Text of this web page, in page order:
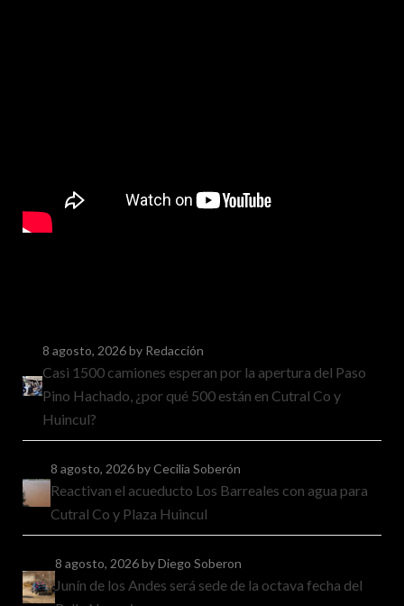
8 agosto, 2026by Redacción
Casi 1500 camiones esperan por la apertura del Paso
Pino Hachado, ¿por qué 500 están en Cutral Co y
Huincul?
8 agosto, 2026by Cecilia Soberón
Reactivan el acueducto Los Barreales con agua para
Cutral Co y Plaza Huincul
8 agosto, 2026by Diego Soberon
Junín de los Andes será sede de la octava fecha del